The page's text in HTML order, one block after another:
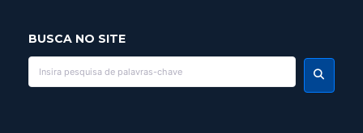
BUSCA NO SITE